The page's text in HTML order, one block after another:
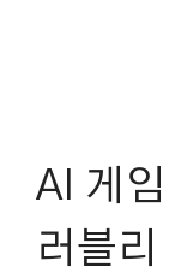
AI 게
러블